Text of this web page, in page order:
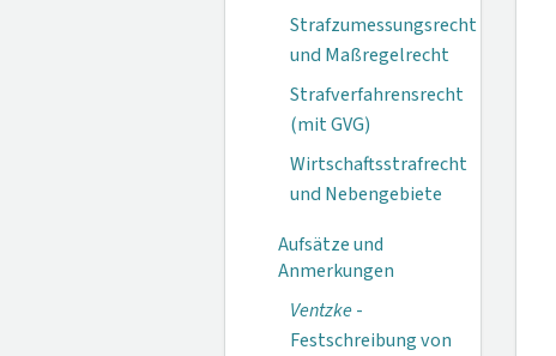
Strafzumessungsrecht
und Maßregelrecht
Strafverfahrensrecht
(mit GVG)
Wirtschaftsstrafrecht
und Nebengebiete
Aufsätze und
Anmerkungen
Ventzke-
Festschreibung von